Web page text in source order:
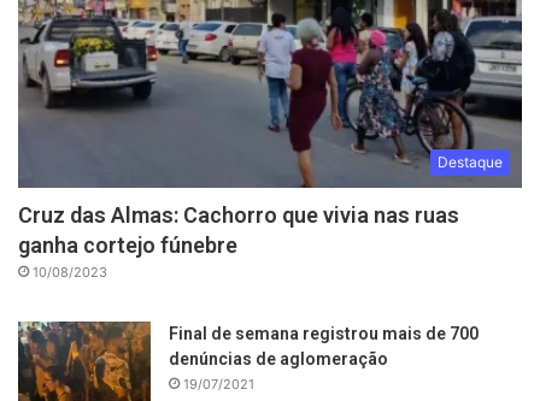
Destaque
Cruz das Almas: Cachorro que vivia nas ruas
ganha cortejo fúnebre
10/08/2023
Final de semana registrou mais de 700
denúncias de aglomeração
19/07/2021